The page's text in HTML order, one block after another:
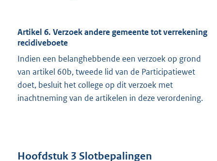
Artikel 6. Verzoek andere gemeente tot verrekening
recidiveboete
Indien een belanghebbende een verzoek op grond
van artikel 60b, tweede lid van de Participatiewet
doet, besluit het college op dit verzoek met
inachtneming van de artikelen in deze verordening.
Hoofdstuk 3 Slotbepalingen